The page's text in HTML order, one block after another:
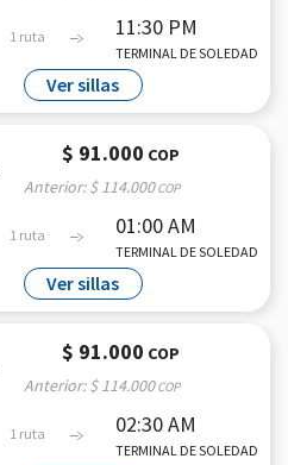
1 ruta 11:30 PM
TERMINAL DE SOLEDAD
Ver sillas
1 ruta 01:00 AM
TERMINAL DE SOLEDAD
$ 91.000 COP
Anterior:$ 114.000COP
Ver sillas
1 ruta 02:30 AM
TERMINAL DE SOLEDAD
$ 91.000 COP
Anterior:$ 114.000COP